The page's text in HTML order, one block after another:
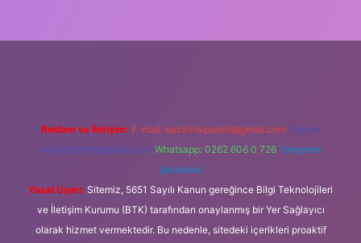
Reklam ve İletişim: E-mail: backlinkpaneli@gmail.com Teams:
forumhizmeti@gmail.com Whatsapp: 0262 606 0 726 Telegram:
@karabul
Yasal Uyarı: Sitemiz, 5651 Sayılı Kanun gereğince Bilgi Teknolojileri
ve İletişim Kurumu (BTK) tarafından onaylanmış bir Yer Sağlayıcı
olarak hizmet vermektedir. Bu nedenle, sitedeki içerikleri proaktif